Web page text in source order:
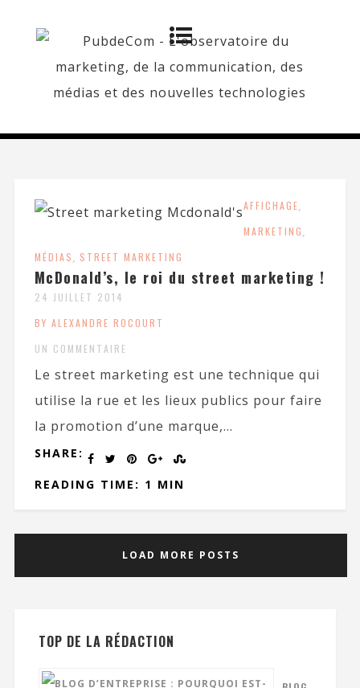
AFFICHAGE,
MARKETING,
MÉDIAS, STREET MARKETING
McDonald’s, le roi du street marketing !
24 JUILLET 2014
BY ALEXANDRE ROCOURT
UN COMMENTAIRE
Le street marketing est une technique qui
utilise la rue et les lieux publics pour faire
la promotion d’une marque,...
SHARE:
READING TIME: 1 MIN
LOAD MORE POSTS
TOP DE LA RÉDACTION